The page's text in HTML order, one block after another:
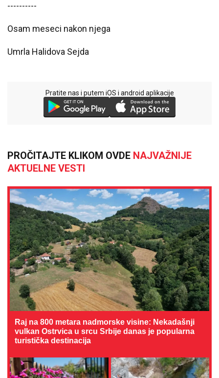
----------
Osam meseci nakon njega
Umrla Halidova Sejda
Pratite nas i putem iOS i android aplikacije
PROČITAJTE KLIKOM OVDE NAJVAŽNIJE
AKTUELNE VESTI
Raj na 800 metara nadmorske visine: Nekadašnji
vulkan Ostrvica u srcu Srbije danas je popularna
turistička destinacija